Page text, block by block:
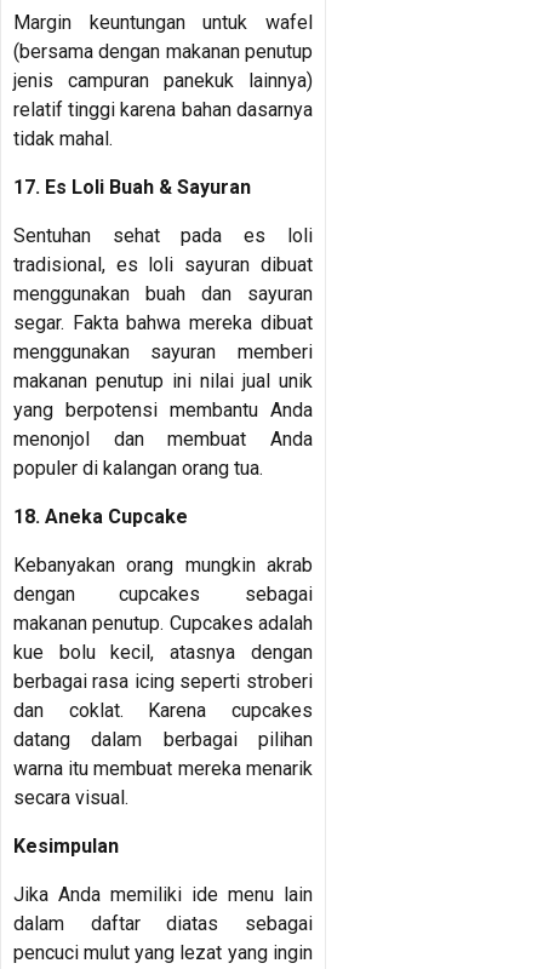
Margin keuntungan untuk wafel
(bersama dengan makanan penutup
jenis campuran panekuk lainnya)
relatif tinggi karena bahan dasarnya
tidak mahal.
17. Es Loli Buah & Sayuran
Sentuhan sehat pada es loli
tradisional, es loli sayuran dibuat
menggunakan buah dan sayuran
segar. Fakta bahwa mereka dibuat
menggunakan sayuran memberi
makanan penutup ini nilai jual unik
yang berpotensi membantu Anda
menonjol dan membuat Anda
populer di kalangan orang tua.
18. Aneka Cupcake
Kebanyakan orang mungkin akrab
dengan cupcakes sebagai
makanan penutup. Cupcakes adalah
kue bolu kecil, atasnya dengan
berbagai rasa icing seperti stroberi
dan coklat. Karena cupcakes
datang dalam berbagai pilihan
warna itu membuat mereka menarik
secara visual.
Kesimpulan
Jika Anda memiliki ide menu lain
dalam daftar diatas sebagai
pencuci mulut yang lezat yang ingin